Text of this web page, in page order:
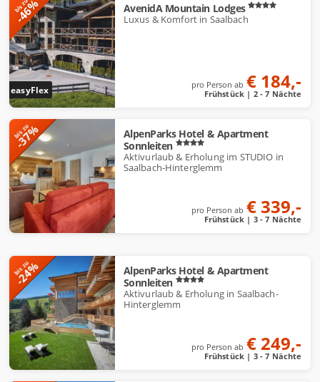
easyFlex
AvenidA Mountain Lodges
Luxus & Komfort in Saalbach
pro Person ab € 184,-
Frühstück | 2 - 7 Nächte
bis zu
-46%
AlpenParks Hotel & Apartment
Sonnleiten
Aktivurlaub & Erholung im STUDIO in
Saalbach-Hinterglemm
pro Person ab € 339,-
Frühstück | 3 - 7 Nächte
bis zu
-37%
AlpenParks Hotel & Apartment
Sonnleiten
Aktivurlaub & Erholung in Saalbach-
Hinterglemm
pro Person ab € 249,-
Frühstück | 3 - 7 Nächte
bis zu
-24%